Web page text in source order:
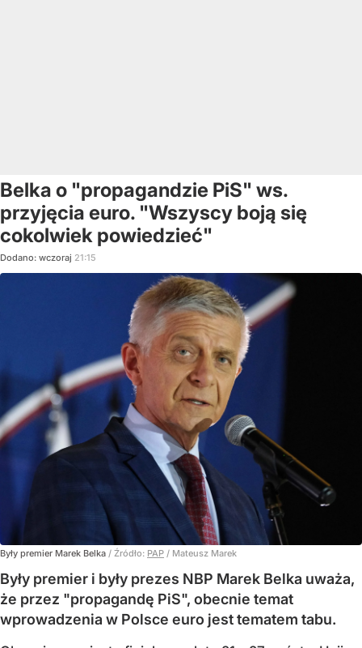
Belka o "propagandzie PiS" ws.
przyjęcia euro. "Wszyscy boją się
cokolwiek powiedzieć"
Dodano: wczoraj 21:15
Były premier Marek Belka / Źródło: PAP / Mateusz Marek
Były premier i były prezes NBP Marek Belka uważa,
że przez "propagandę PiS", obecnie temat
wprowadzenia w Polsce euro jest tematem tabu.